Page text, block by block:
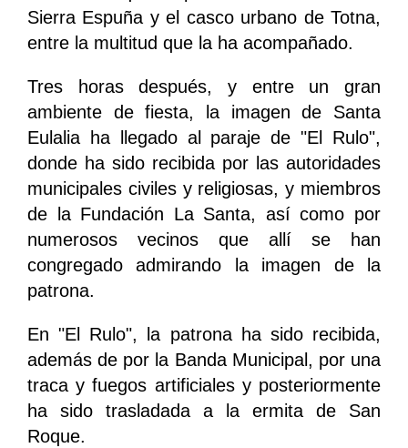
Sierra Espuña y el casco urbano de Totna,
entre la multitud que la ha acompañado.
Tres horas después, y entre un gran
ambiente de fiesta, la imagen de Santa
Eulalia ha llegado al paraje de "El Rulo",
donde ha sido recibida por las autoridades
municipales civiles y religiosas, y miembros
de la Fundación La Santa, así como por
numerosos vecinos que allí se han
congregado admirando la imagen de la
patrona.
En "El Rulo", la patrona ha sido recibida,
además de por la Banda Municipal, por una
traca y fuegos artificiales y posteriormente
ha sido trasladada a la ermita de San
Roque.